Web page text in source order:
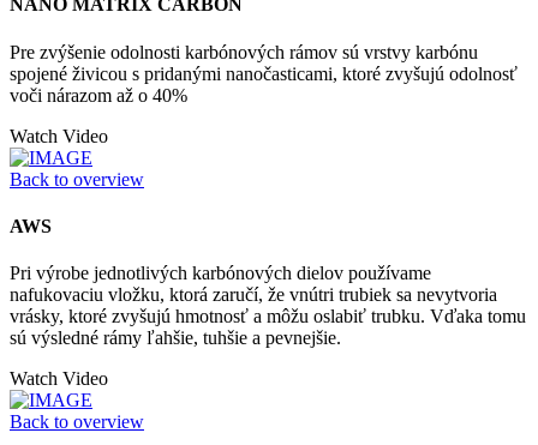
NANO MATRIX CARBON
Pre zvýšenie odolnosti karbónových rámov sú vrstvy karbónu
spojené živicou s pridanými nanočasticami, ktoré zvyšujú odolnosť
voči nárazom až o 40%
Watch Video
Back to overview
AWS
Pri výrobe jednotlivých karbónových dielov používame
nafukovaciu vložku, ktorá zaručí, že vnútri trubiek sa nevytvoria
vrásky, ktoré zvyšujú hmotnosť a môžu oslabiť trubku. Vďaka tomu
sú výsledné rámy ľahšie, tuhšie a pevnejšie.
Watch Video
Back to overview